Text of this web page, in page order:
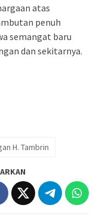
atas
penuh
semangat baru
dan sekitarnya.
H. Tambrin